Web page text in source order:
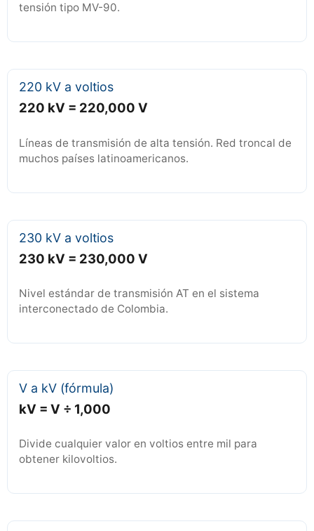
tensión tipo MV-90.
220 kV a voltios
220 kV = 220,000 V
Líneas de transmisión de alta tensión. Red troncal de
muchos países latinoamericanos.
230 kV a voltios
230 kV = 230,000 V
Nivel estándar de transmisión AT en el sistema
interconectado de Colombia.
V a kV (fórmula)
kV = V ÷ 1,000
Divide cualquier valor en voltios entre mil para
obtener kilovoltios.